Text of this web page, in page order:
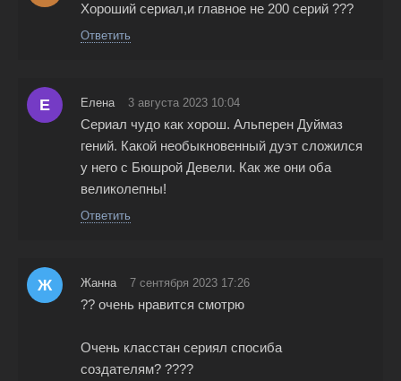
Хороший сериал,и главное не 200 серий ???
Ответить
Е Елена 3 августа 2023 10:04
Сериал чудо как хорош. Альперен Дуймаз
гений. Какой необыкновенный дуэт сложился
у него с Бюшрой Девели. Как же они оба
великолепны!
Ответить
Ж Жанна 7 сентября 2023 17:26
?? очень нравится смотрю
Очень класстан сериял спосиба
создателям? ????